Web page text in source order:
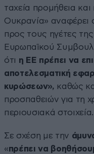
ταχεία προμήθεια
Ουκρανία» αναφέρει
προς τους ηγέτες
Ευρωπαϊκού
ότι η ΕΕ πρέπει να
αποτελεσματική
κυρώσεων», καθώς
προσπαθειών για τη
περιουσιακά στοιχεία.
Σε σχέση με την
«πρέπει να